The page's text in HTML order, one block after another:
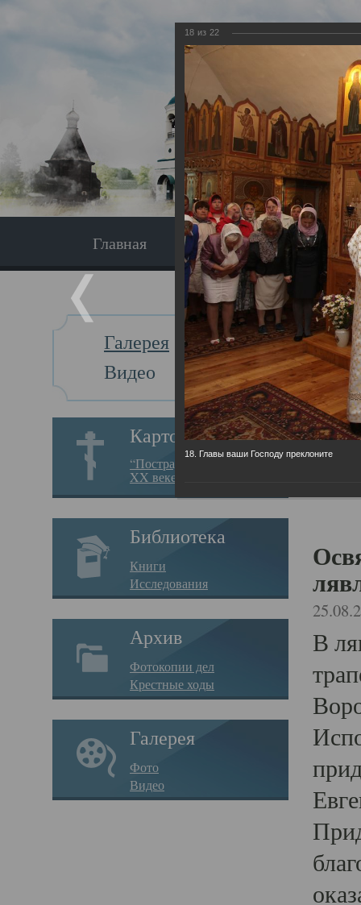
Главная Экскурсия
Галерея
Видео
Картотека
“Пострадавшие за веру в
XX веке на Севере”
Библиотека
Книги
Исследования
Архив
Фотокопии дел
Крестные ходы
Галерея
Фото
Видео
Главная
В
18 из 22
18. Главы ваши Господу преклоните